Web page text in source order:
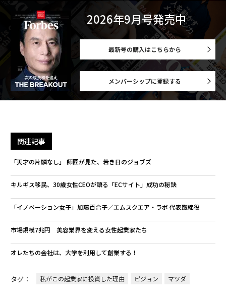
2026年9月号発売中
最新号の購入はこちらから
メンバーシップに登録する
関連記事
「天才の片鱗なし」 師匠が見た、若き日のジョブズ
キルギス移民、30歳女性CEOが語る「ECサイト」成功の秘訣
「イノベーション女子」加藤百合子／エムスクエア・ラボ 代表取締役
市場規模7兆円 美容業界を変える女性起業家たち
オレたちの会社は、大学を利用して創業する！
タグ： 私がこの起業家に投資した理由 ピジョン マツダ